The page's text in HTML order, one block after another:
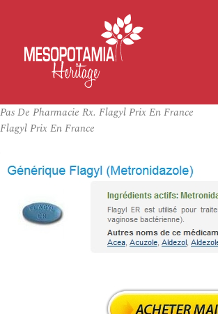
Pas De Pharmacie Rx. Flagyl Prix En France
Flagyl Prix En France